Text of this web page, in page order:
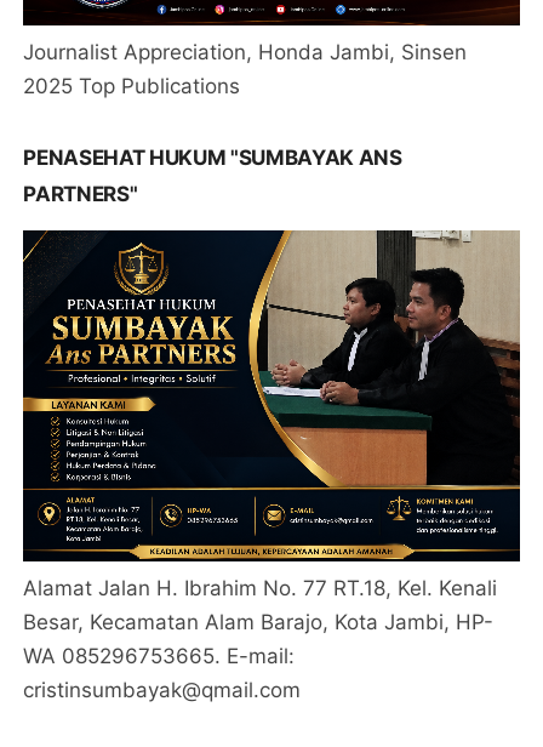
Journalist Appreciation, Honda Jambi, Sinsen
2025 Top Publications
PENASEHAT HUKUM "SUMBAYAK ANS
PARTNERS"
Alamat Jalan H. Ibrahim No. 77 RT.18, Kel. Kenali
Besar, Kecamatan Alam Barajo, Kota Jambi, HP-
WA 085296753665. E-mail:
cristinsumbayak@qmail.com